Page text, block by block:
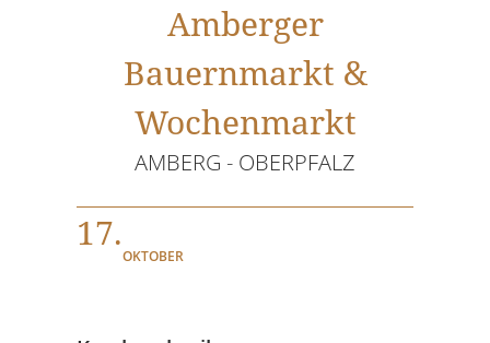
Amberger
Bauernmarkt &
Wochenmarkt
AMBERG - OBERPFALZ
17.
OKTOBER